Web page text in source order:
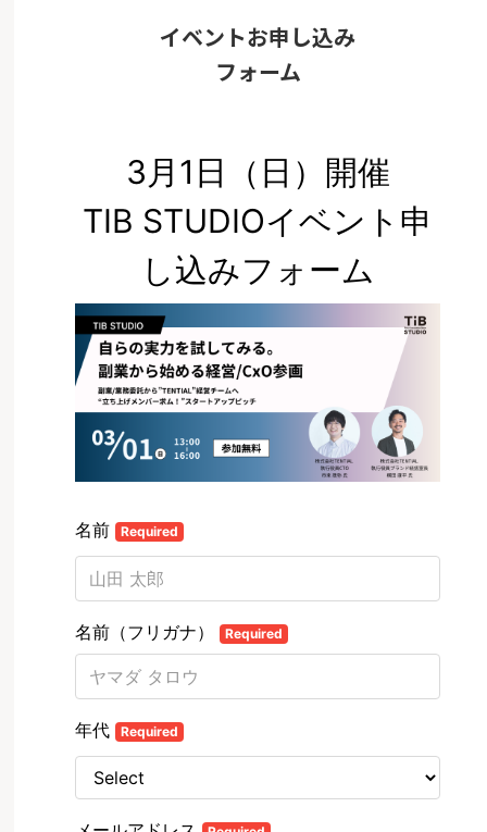
イベントお申し込み
フォーム